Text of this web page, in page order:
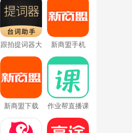
版
跟拍提词器大 新商盟手机
新商盟下载
app
作业帮直播课